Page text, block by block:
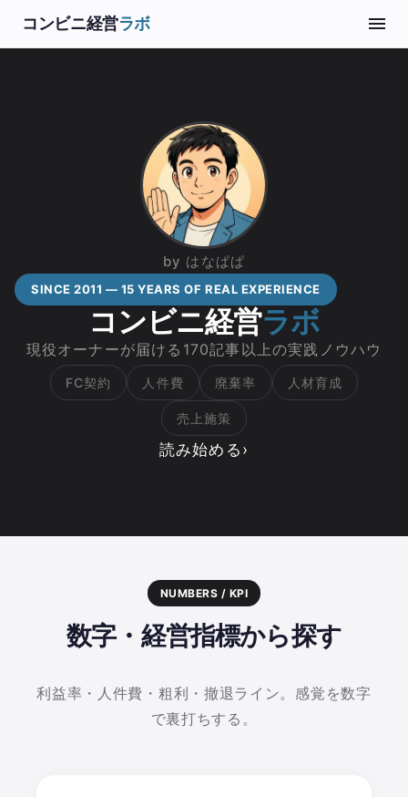
コンビニ経営ラボ
by はなぱぱ
SINCE 2011 — 15 YEARS OF REAL EXPERIENCE
コンビニ経営ラボ
現役オーナーが届ける170記事以上の実践ノウハウ
FC契約 人件費 廃棄率 人材育成
売上施策
読み始める ›
NUMBERS / KPI
数字・経営指標から探す
利益率・人件費・粗利・撤退ライン。感覚を数字
で裏打ちする。